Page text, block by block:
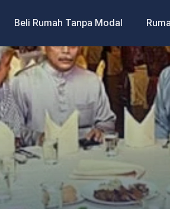
Beli Rumah Tanpa Modal